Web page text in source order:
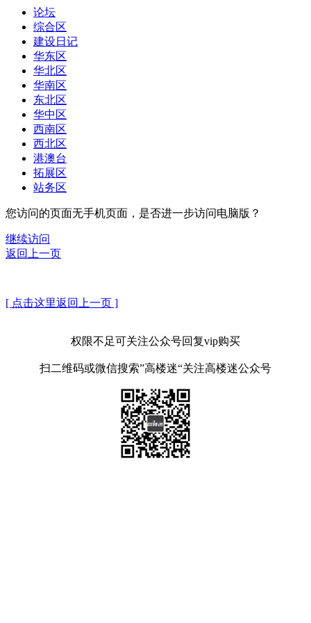
论坛
综合区
建设日记
华东区
华北区
华南区
东北区
华中区
西南区
西北区
港澳台
拓展区
站务区
您访问的页面无手机页面，是否进一步访问电脑版？
继续访问
返回上一页
[ 点击这里返回上一页 ]
权限不足可关注公众号回复vip购买
扫二维码或微信搜索”高楼迷“关注高楼迷公众号